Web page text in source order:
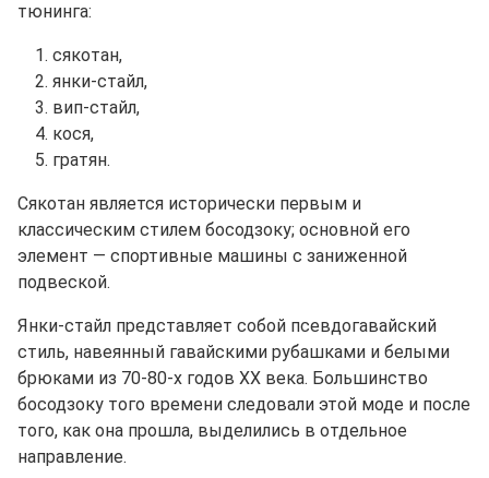
тюнинга:
сякотан,
янки-стайл,
вип-стайл,
кося,
гратян.
Сякотан является исторически первым и
классическим стилем босодзоку; основной его
элемент — спортивные машины с заниженной
подвеской.
Янки-стайл представляет собой псевдогавайский
стиль, навеянный гавайскими рубашками и белыми
брюками из 70-80-х годов XX века. Большинство
босодзоку того времени следовали этой моде и после
того, как она прошла, выделились в отдельное
направление.